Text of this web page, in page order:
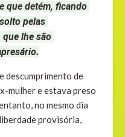
que detém, ficando
pelas
lhe são
descumprimento de
mulher e estava preso
no mesmo dia
provisória,